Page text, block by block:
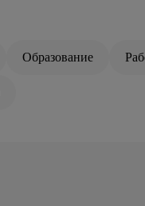
Образование